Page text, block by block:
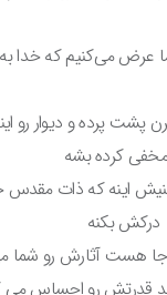
عرض می‌کنیم که خدا به
پرده و دیوار رو
کرده بشه
اینه که ذات مقدس
بکنه
هست آثارش رو شما می
قدرتش رو احساس می